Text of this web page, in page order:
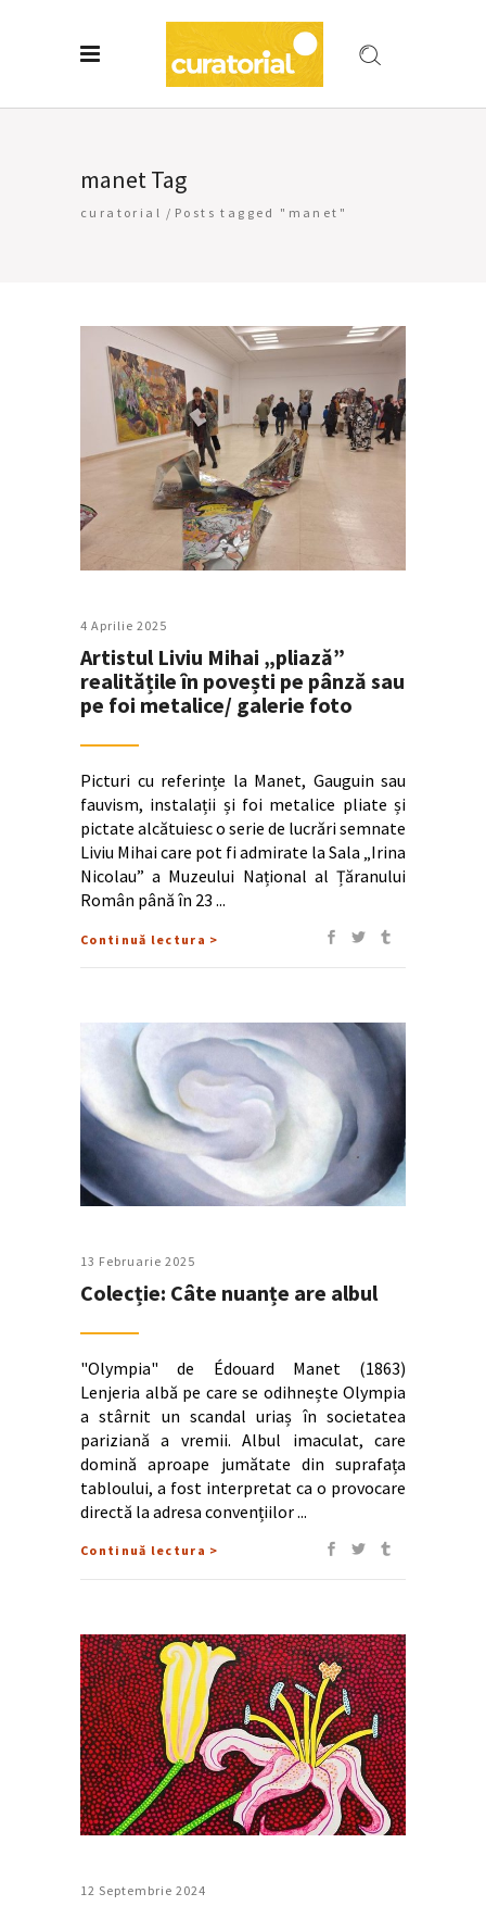
manet Tag
curatorial / Posts tagged "manet"
4 Aprilie 2025
Artistul Liviu Mihai „pliază”
realitățile în povești pe pânză sau
pe foi metalice/ galerie foto
Picturi cu referințe la Manet, Gauguin sau
fauvism, instalații și foi metalice pliate și
pictate alcătuiesc o serie de lucrări semnate
Liviu Mihai care pot fi admirate la Sala „Irina
Nicolau” a Muzeului Național al Țăranului
Român până în 23
Continuă lectura >
13 Februarie 2025
Colecție: Câte nuanțe are albul
"Olympia" de Édouard Manet (1863)
Lenjeria albă pe care se odihnește Olympia
a stârnit un scandal uriaș în societatea
pariziană a vremii. Albul imaculat, care
domină aproape jumătate din suprafața
tabloului, a fost interpretat ca o provocare
directă la adresa convențiilor
Continuă lectura >
12 Septembrie 2024